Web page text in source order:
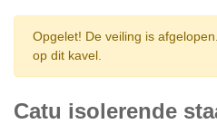
Opgelet! De veiling is
op dit kavel.
Catu isolerende